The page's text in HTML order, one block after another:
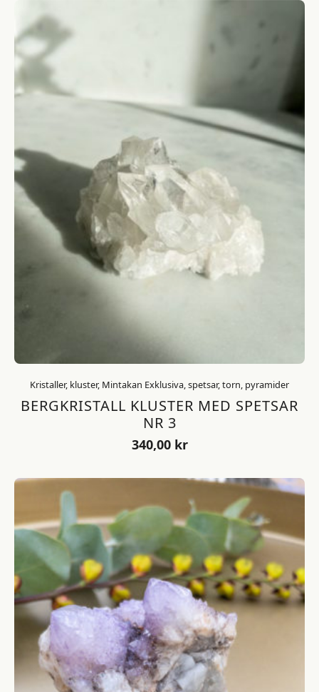
Kristaller, kluster, Mintakan Exklusiva, spetsar, torn, pyramider
BERGKRISTALL KLUSTER MED SPETSAR
NR 3
340,00 kr